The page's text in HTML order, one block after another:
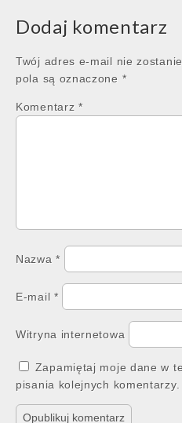
Dodaj komentarz
Twój adres e-mail nie
pola są oznaczone *
Komentarz *
Nazwa*
E-mail *
Witryna internetowa
Zapamiętaj moje dane w
pisania kolejnych komentarzy.